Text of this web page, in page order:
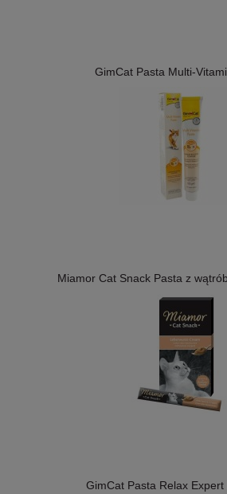
GimCat Pasta Multi-
Miamor Cat Snack Pasta z
GimCat Pasta Relax Expert